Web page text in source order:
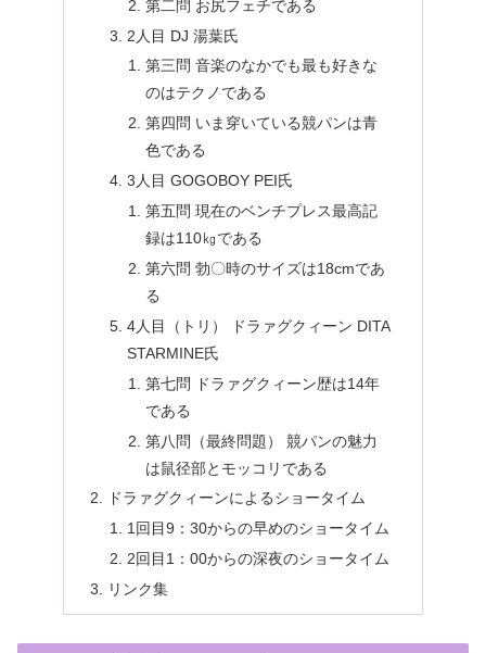
第二問 お尻フェチである
2人目 DJ 湯葉氏
第三問 音楽のなかでも最も好きな
のはテクノである
第四問 いま穿いている競パンは青
色である
3人目 GOGOBOY PEI氏
第五問 現在のベンチプレス最高記
録は110㎏である
第六問 勃〇時のサイズは18cmであ
る
4人目（トリ） ドラァグクィーン DITA
STARMINE氏
第七問 ドラァグクィーン歴は14年
である
第八問（最終問題） 競パンの魅力
は鼠径部とモッコリである
ドラァグクィーンによるショータイム
1回目9：30からの早めのショータイム
2回目1：00からの深夜のショータイム
リンク集